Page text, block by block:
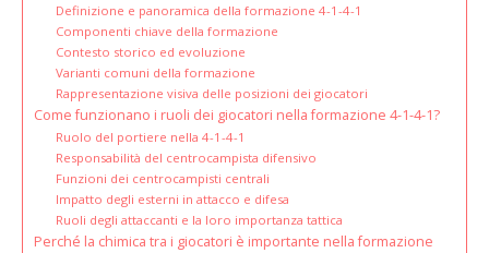
Definizione e panoramica della formazione 4-1-4-1
Componenti chiave della formazione
Contesto storico ed evoluzione
Varianti comuni della formazione
Rappresentazione visiva delle posizioni dei giocatori
Come funzionano i ruoli dei giocatori nella formazione 4-1-4-1?
Ruolo del portiere nella 4-1-4-1
Responsabilità del centrocampista difensivo
Funzioni dei centrocampisti centrali
Impatto degli esterni in attacco e difesa
Ruoli degli attaccanti e la loro importanza tattica
Perché la chimica tra i giocatori è importante nella formazione